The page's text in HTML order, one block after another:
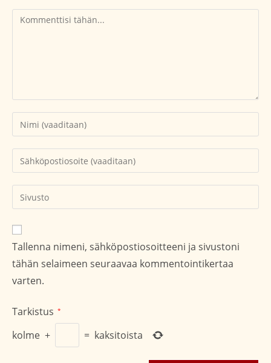
Kommentti
Kirjoita
nimesi
tai
käyttäjätunnuksesi
Kirjoita
sähköpostiosoitteesi
kommentoidaksesi
Kirjoita
sivustosi
verkko-
osoite/URL
(valinnainen)
Tallenna nimeni, sähköpostiosoitteeni ja sivustoni
tähän selaimeen seuraavaa kommentointikertaa
varten.
Tarkistus *
kolme + = kaksitoista